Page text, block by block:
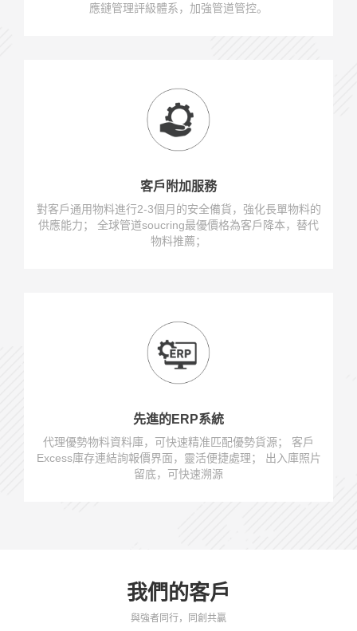
應鏈管理評級體系，加強管道管控。
客戶附加服務
對客戶通用物料進行2-3個月的安全備貨，強化長單物料的
供應能力； 全球管道soucring最優價格為客戶降本，替代
物料推薦；
先進的ERP系統
代理優勢物料資料庫，可快速精准匹配優勢貨源； 客戶
Excess庫存連結詢報價界面，靈活便捷處理； 出入庫照片
留底，可快速溯源
我們的客戶
與強者同行，同創共贏